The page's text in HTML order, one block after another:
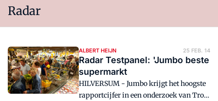
Radar
ALBERT HEIJN 25 FEB. 14
Radar Testpanel: 'Jumbo beste
supermarkt
HILVERSUM - Jumbo krijgt het hoogste
rapportcijfer in een onderzoek van Tros